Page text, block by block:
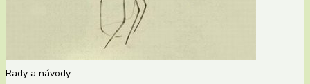
Rady a návody